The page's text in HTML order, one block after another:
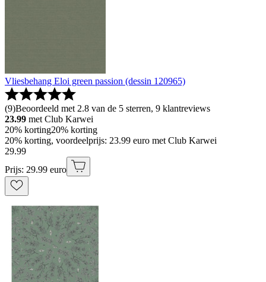
Vliesbehang Eloi green passion (dessin 120965)
(9)Beoordeeld met 2.8 van de 5 sterren, 9 klantreviews
23.99 met Club Karwei
20% korting20% korting
20% korting, voordeelprijs: 23.99 euro met Club Karwei
29.99
Prijs: 29.99 euro